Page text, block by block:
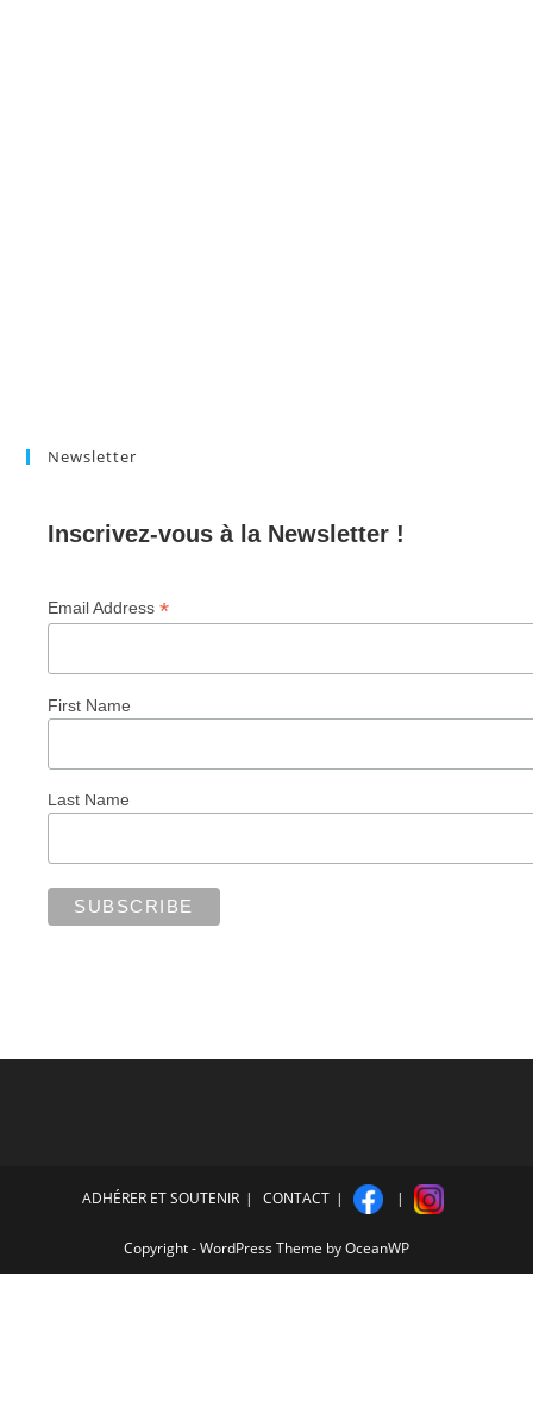
Newsletter
Inscrivez-vous à la Newsletter !
Email Address*
First Name
Last Name
ADHÉRER ET SOUTENIR CONTACT
Copyright - WordPress Theme by OceanWP